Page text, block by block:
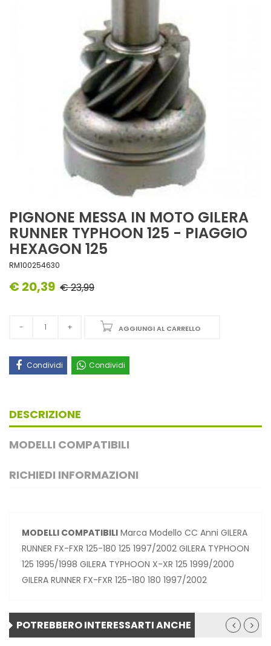
PIGNONE MESSA IN MOTO GILERA
RUNNER TYPHOON 125 - PIAGGIO
HEXAGON 125
RM100254630
€ 20,39 € 23,99
AGGIUNGI AL CARRELLO
Condividi Condividi
DESCRIZIONE
MODELLI COMPATIBILI
RICHIEDI INFORMAZIONI
MODELLI COMPATIBILI Marca Modello CC Anni GILERA
RUNNER FX-FXR 125-180 125 1997/2002 GILERA TYPHOON
125 1995/1998 GILERA TYPHOON X-XR 125 1999/2000
GILERA RUNNER FX-FXR 125-180 180 1997/2002
POTREBBERO INTERESSARTI ANCHE